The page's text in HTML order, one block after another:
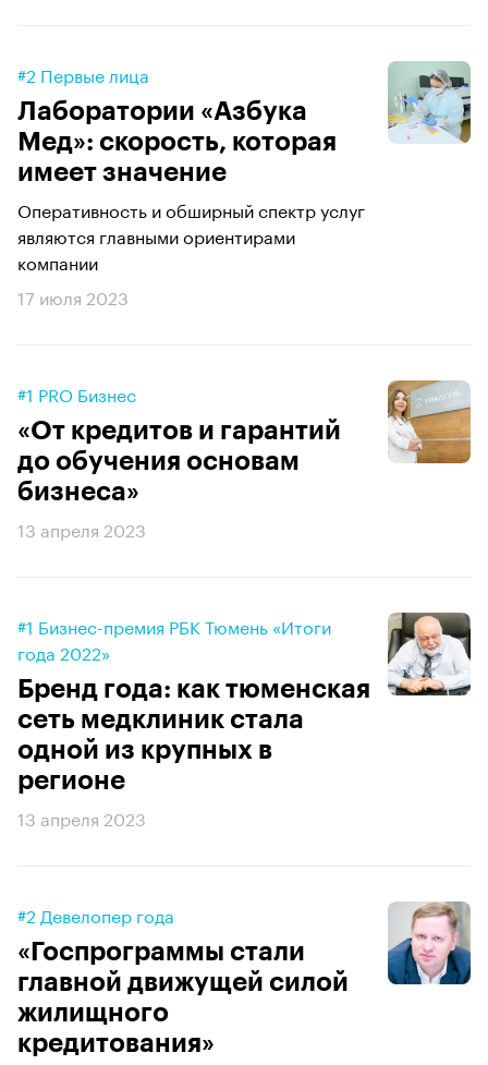
#2 Первые лица
Лаборатории «Азбука
Мед»: скорость, которая
имеет значение
Оперативность и обширный спектр услуг
являются главными ориентирами
компании
17 июля 2023
#1 PRO Бизнес
«От кредитов и гарантий
до обучения основам
бизнеса»
13 апреля 2023
#1 Бизнес-премия РБК Тюмень «Итоги
года 2022»
Бренд года: как тюменская
сеть медклиник стала
одной из крупных в
регионе
13 апреля 2023
#2 Девелопер года
«Госпрограммы стали
главной движущей силой
жилищного
кредитования»